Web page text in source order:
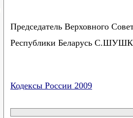
Председатель Верховного
Республики Беларусь
Кодексы России 2009